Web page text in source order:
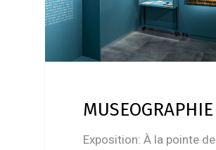
MUSEOGRAPHIE
Exposition: À la pointe de